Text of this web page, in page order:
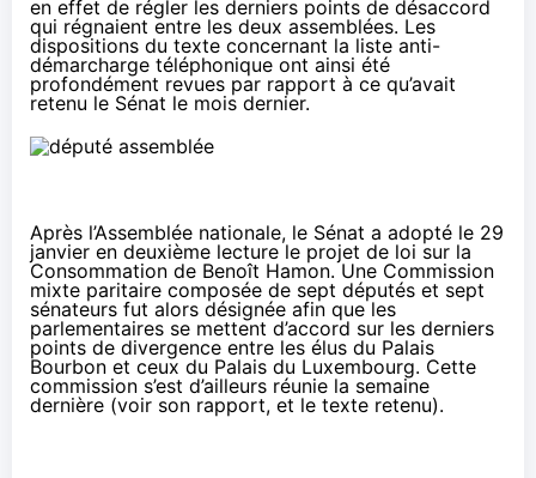
en effet de régler les derniers points de désaccord
qui régnaient entre les deux assemblées. Les
dispositions du texte concernant la liste anti-
démarcharge téléphonique ont ainsi été
profondément revues par rapport à ce qu’avait
retenu le Sénat le mois dernier.
Après l’Assemblée nationale, le Sénat a adopté le 29
janvier en deuxième lecture le projet de loi sur la
Consommation de Benoît Hamon. Une Commission
mixte paritaire composée de sept députés et sept
sénateurs fut alors désignée afin que les
parlementaires se mettent d’accord sur les derniers
points de divergence entre les élus du Palais
Bourbon et ceux du Palais du Luxembourg. Cette
commission s’est d’ailleurs réunie la semaine
dernière (voir son rapport, et le texte retenu).